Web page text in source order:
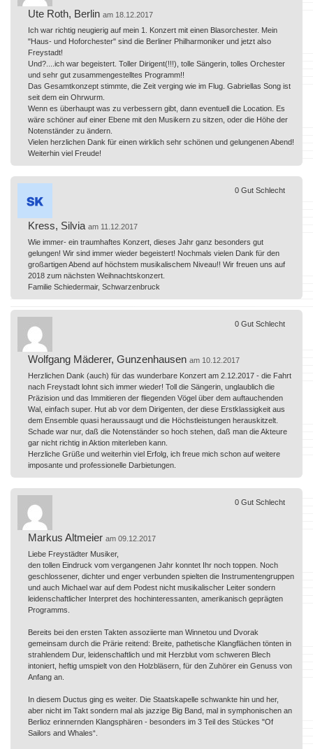
Ute Roth, Berlin am 18.12.2017
Ich war richtig neugierig auf mein 1. Konzert mit einen Blasorchester. Mein
"Haus- und Hoforchester" sind die Berliner Philharmoniker und jetzt also
Freystadt!
Und?....ich war begeistert. Toller Dirigent(!!!), tolle Sängerin, tolles Orchester
und sehr gut zusammengestelltes Programm!!
Das Gesamtkonzept stimmte, die Zeit verging wie im Flug. Gabriellas Song ist
seit dem ein Ohrwurm.
Wenn es überhaupt was zu verbessern gibt, dann eventuell die Location. Es
wäre schöner auf einer Ebene mit den Musikern zu sitzen, oder die Höhe der
Notenständer zu ändern.
Vielen herzlichen Dank für einen wirklich sehr schönen und gelungenen Abend!
Weiterhin viel Freude!
Kress, Silvia am 11.12.2017
Wie immer- ein traumhaftes Konzert, dieses Jahr ganz besonders gut
gelungen! Wir sind immer wieder begeistert! Nochmals vielen Dank für den
großartigen Abend auf höchstem musikalischem Niveau!! Wir freuen uns auf
2018 zum nächsten Weihnachtskonzert.
Familie Schiedermair, Schwarzenbruck
0 Gut Schlecht
Wolfgang Mäderer, Gunzenhausen am 10.12.2017
Herzlichen Dank (auch) für das wunderbare Konzert am 2.12.2017 - die Fahrt
nach Freystadt lohnt sich immer wieder! Toll die Sängerin, unglaublich die
Präzision und das Immitieren der fliegenden Vögel über dem auftauchenden
Wal, einfach super. Hut ab vor dem Dirigenten, der diese Erstklassigkeit aus
dem Ensemble quasi heraussaugt und die Höchstleistungen herauskitzelt.
Schade war nur, daß die Notenständer so hoch stehen, daß man die Akteure
gar nicht richtig in Aktion miterleben kann.
Herzliche Grüße und weiterhin viel Erfolg, ich freue mich schon auf weitere
imposante und professionelle Darbietungen.
0 Gut Schlecht
Markus Altmeier am 09.12.2017
Liebe Freystädter Musiker,
den tollen Eindruck vom vergangenen Jahr konntet Ihr noch toppen. Noch
geschlossener, dichter und enger verbunden spielten die Instrumentengruppen
und auch Michael war auf dem Podest nicht musikalischer Leiter sondern
leidenschaftlicher Interpret des hochinteressanten, amerikanisch geprägten
Programms.
Bereits bei den ersten Takten assoziierte man Winnetou und Dvorak
gemeinsam durch die Prärie reitend: Breite, pathetische Klangflächen tönten in
strahlendem Dur, leidenschaftlich und mit Herzblut vom schweren Blech
intoniert, heftig umspielt von den Holzbläsern, für den Zuhörer ein Genuss von
Anfang an.
In diesem Ductus ging es weiter. Die Staatskapelle schwankte hin und her,
aber nicht im Takt sondern mal als jazzige Big Band, mal in symphonischen an
Berlioz erinnernden Klangsphären - besonders im 3 Teil des Stückes "Of
Sailors and Whales“.
0 Gut Schlecht